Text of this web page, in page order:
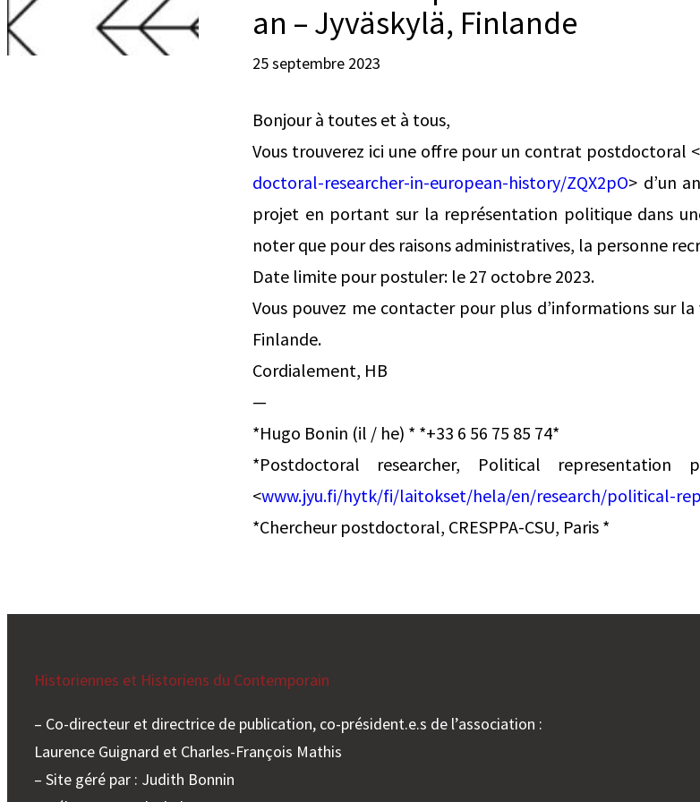
an – Jyväskylä, Finlande
25 septembre 2023
Bonjour à toutes et à tous,
Vous trouverez ici une offre pour un contrat postdoctoral <
doctoral-researcher-in-european-history/ZQX2pO> d’un
projet en portant sur la représentation politique dans
noter que pour des raisons administratives, la personne
Date limite pour postuler: le 27 octobre 2023.
Vous pouvez me contacter pour plus d’informations sur
Finlande.
Cordialement, HB
—
*Hugo Bonin (il / he) * *+33 6 56 75 85 74*
*Postdoctoral researcher, Political representation
<www.jyu.fi/hytk/fi/laitokset/hela/en/research/political-
*Chercheur postdoctoral, CRESPPA-CSU, Paris *
Historiennes et Historiens du Contemporain
– Co-directeur et directrice de publication, co-président.e.s de l’association :
Laurence Guignard et Charles-François Mathis
– Site géré par : Judith Bonnin